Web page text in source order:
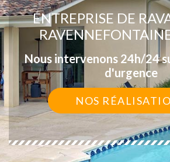
ENTREPRISE DE
Nous intervenons 24h/24
d'urgence
NOS